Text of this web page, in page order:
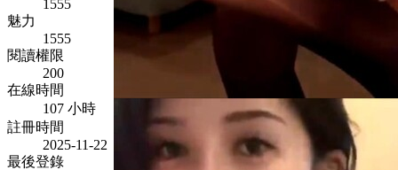
1555
魅力
1555
閱讀權限
200
在線時間
107 小時
註冊時間
2025-11-22
最後登錄